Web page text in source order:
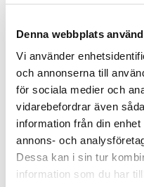
Denna webbplats
Vi använder
och annonserna till
för sociala medier och
vidarebefordrar även
information från din
annons- och
Dessa kan i sin tur
information som du har
Kunskaper inom mekanik.
Språkkunskaper i
Det är meriterande om
och TIA-Portal,
språkkunskaper inom
Eftersom rollen ställer höga
du är strukturerad och har